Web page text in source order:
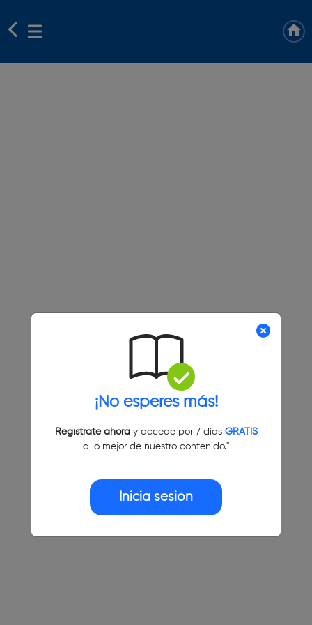
¡No esperes más!
Regístrate ahoray accede por 7 días GRATIS
a lo mejor de nuestro contenido."
Inicia sesión